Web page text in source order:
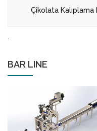
Çikolata Kalıplama
BAR LINE